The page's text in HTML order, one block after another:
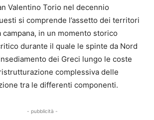
Valentino Torio nel decennio
si comprende l’assetto dei territori
in un momento storico
durante il quale le spinte da Nord
dei Greci lungo le coste
complessiva delle
tra le differenti componenti.
- pubblicità -